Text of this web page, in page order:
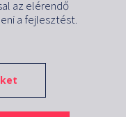
az elérendő
a fejlesztést.